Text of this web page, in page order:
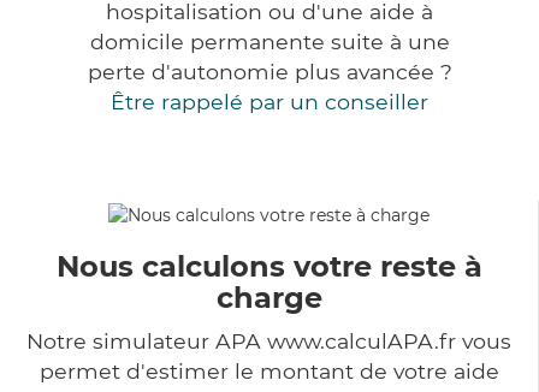
hospitalisation ou d'une aide à
domicile permanente suite à une
perte d'autonomie plus avancée ?
Être rappelé par un conseiller
Nous calculons votre reste à
charge
Notre simulateur APA www.calculAPA.fr vous
permet d'estimer le montant de votre aide